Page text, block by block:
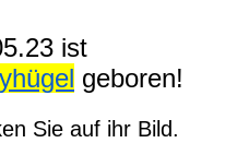
ist
geboren!
Sie auf ihr Bild.